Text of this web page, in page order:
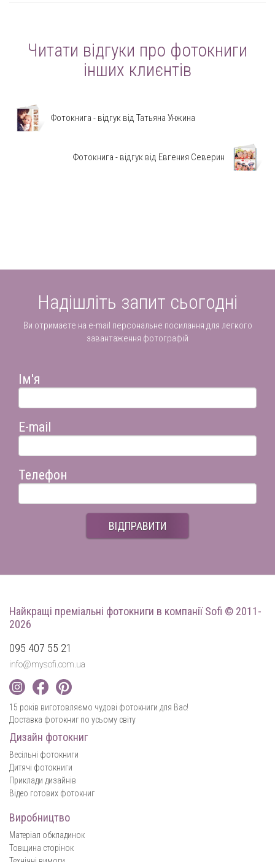
Читати відгуки про фотокниги
інших клиєнтів
Фотокнига - відгук від Татьяна Унжина
Фотокнига - відгук від Евгения Северин
Надішліть запит сьогодні
Ви отримаєте на e-mail персональне посилання для легкого
завантаження фотографій
Ім'я
E-mail
Телефон
ВІДПРАВИТИ
Найкращі преміальні фотокниги в компанії Sofi © 2011-
2026
095 407 55 21
info@mysofi.com.ua
15 років виготовляємо чудові фотокниги для Вас!
Доставка фотокниг по усьому світу
Дизайн фотокниг
Весільні фотокниги
Дитячі фотокниги
Приклади дизайнів
Відео готових фотокниг
Виробництво
Матеріал обкладинок
Товщина сторінок